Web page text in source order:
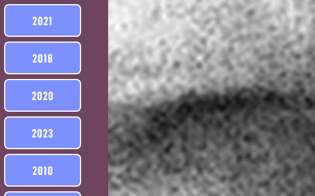
2021
2018
2020
2023
2010